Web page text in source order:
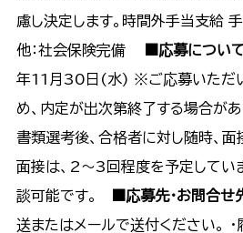
慮し決定します。時間外手当支給
他：社会保険完備
■応募につい
年11月30日(水) ※ご応募いただ
め、内定が出次第終了する場合が
書類選考後、合格者に対し随時、面
面接は、2～3回程度を予定してい
談可能です。
■応募先・お問合せ
送またはメールで送付ください。